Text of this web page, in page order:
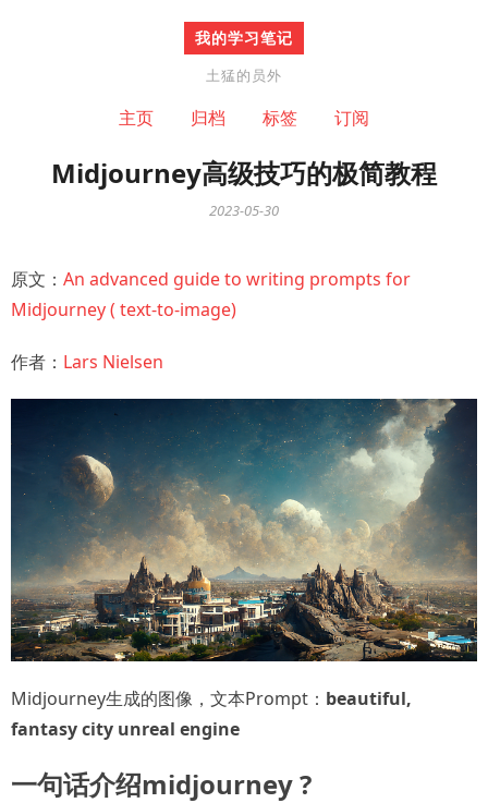
我的学习笔记
土猛的员外
主页 归档 标签 订阅
Midjourney高级技巧的极简教程
2023-05-30
原文： An advanced guide to writing prompts for
Midjourney ( text-to-image)
作者： Lars Nielsen
Midjourney生成的图像，文本Prompt： beautiful,
fantasy city unreal engine
一句话介绍midjourney ?